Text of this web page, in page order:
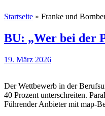
Startseite » Franke und
BU: „Wer bei der
19. März 2026
Der Wettbewerb in der
40 Prozent unterschreiten.
Führender Anbieter mit map-